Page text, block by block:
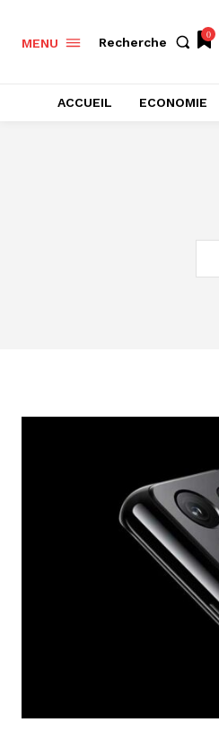
MENU Recherche
0
ACCUEIL ECONOMIE